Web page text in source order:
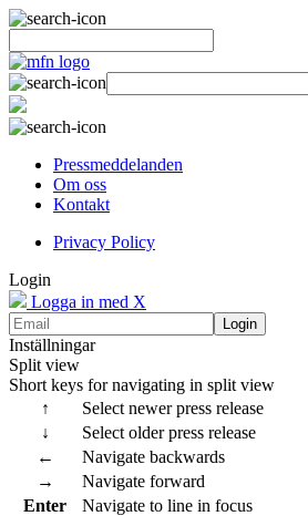
Pressmeddelanden
Om oss
Kontakt
Privacy Policy
Login
Logga in med X
Login
Inställningar
Split view
Short keys for navigating in split view
↑
Select newer press release
↓
Select older press release
←
Navigate backwards
→
Navigate forward
Enter
Navigate to line in focus